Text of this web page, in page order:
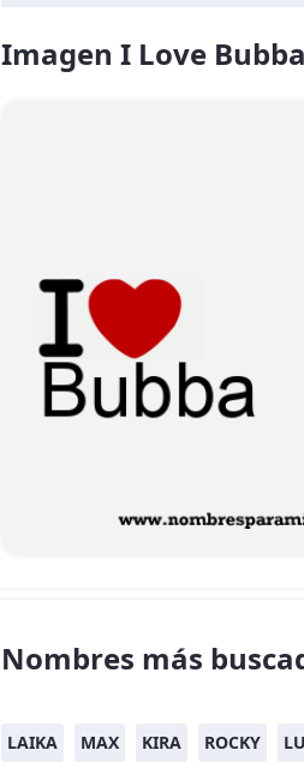
Imagen I Love Bubba
Nombres más
LAIKA MAX KIRA ROCKY